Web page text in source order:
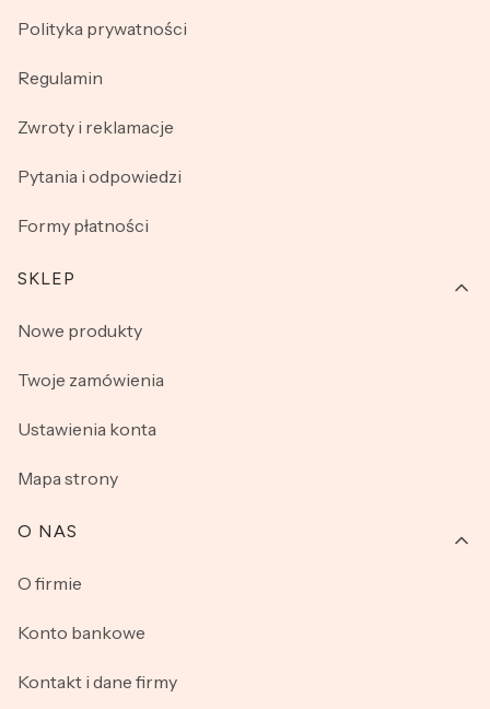
Polityka prywatności
Regulamin
Zwroty i reklamacje
Pytania i odpowiedzi
Formy płatności
SKLEP
Nowe produkty
Twoje zamówienia
Ustawienia konta
Mapa strony
O NAS
O firmie
Konto bankowe
Kontakt i dane firmy